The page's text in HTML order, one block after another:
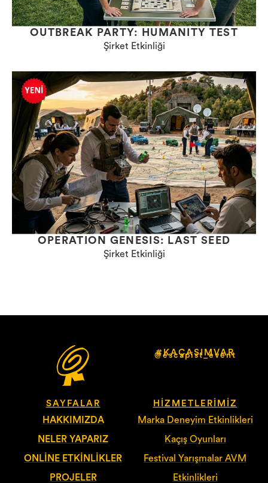
OUTBREAK PARTY: HUMANITY TEST
Şirket Etkinliği
OPERATION GENESIS: LAST SEED
Şirket Etkinliği
#KAÇASIMVAR
@escapist_event
SAYFALAR
HAKKIMIZDA
NELER YAPARIZ
ONLINE ETKINLIKLER
PROJELER
HIZMETLERIMIZ
Marka Deneyim Etkinlikleri
Kaçış Oyunları
Festival Yarışmalar AVM
Etkinlikleri